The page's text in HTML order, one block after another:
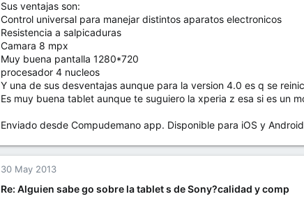
Sus ventajas son:
Control universal para manejar distintos aparatos electronicos
Resistencia a salpicaduras
Camara 8 mpx
Muy buena pantalla 1280*720
procesador 4 nucleos
Y una de sus desventajas aunque para la version 4.0 es q se
Es muy buena tablet aunque te suguiero la xperia z esa si es un
Enviado desde Compudemano app. Disponible para iOS y Android
30 May 2013
Re: Alguien sabe go sobre la tablet s de Sony?calidad y comp